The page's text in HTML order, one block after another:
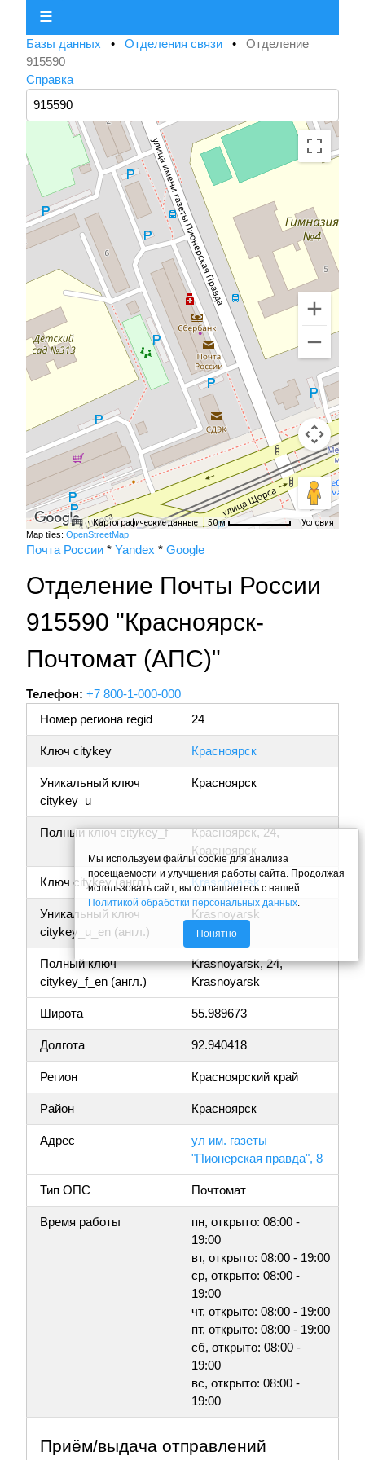
☰
Базы данных • Отделения связи • Отделение
915590
Справка
Картографические данные 50 м Условия
Map tiles: OpenStreetMap
Почта России * Yandex * Google
Отделение Почты России
915590 "Красноярск-
Почтомат (АПС)"
Телефон: +7 800-1-000-000
Номер региона regid
24
Ключ citykey Красноярск
Уникальный ключ
citykey_u
Красноярск
Полный ключ citykey_f
Красноярск, 24,
Красноярск
Ключ citykey (англ.) Krasnoyarsk
Уникальный ключ
citykey_u_en (англ.)
Krasnoyarsk
Полный ключ
citykey_f_en (англ.)
Krasnoyarsk, 24,
Krasnoyarsk
Широта 55.989673
Долгота 92.940418
Регион Красноярский край
Район Красноярск
Адрес
ул им. газеты
"Пионерская правда", 8
Тип ОПС Почтомат
Время работы
пн, открыто: 08:00 -
19:00
вт, открыто: 08:00 - 19:00
ср, открыто: 08:00 -
19:00
чт, открыто: 08:00 - 19:00
пт, открыто: 08:00 - 19:00
сб, открыто: 08:00 -
19:00
вс, открыто: 08:00 -
19:00
Приём/выдача отправлений
Мы используем файлы cookie для анализа
посещаемости и улучшения работы сайта. Продолжая
использовать сайт, вы соглашаетесь с нашей
Политикой обработки персональных данных.
Понятно